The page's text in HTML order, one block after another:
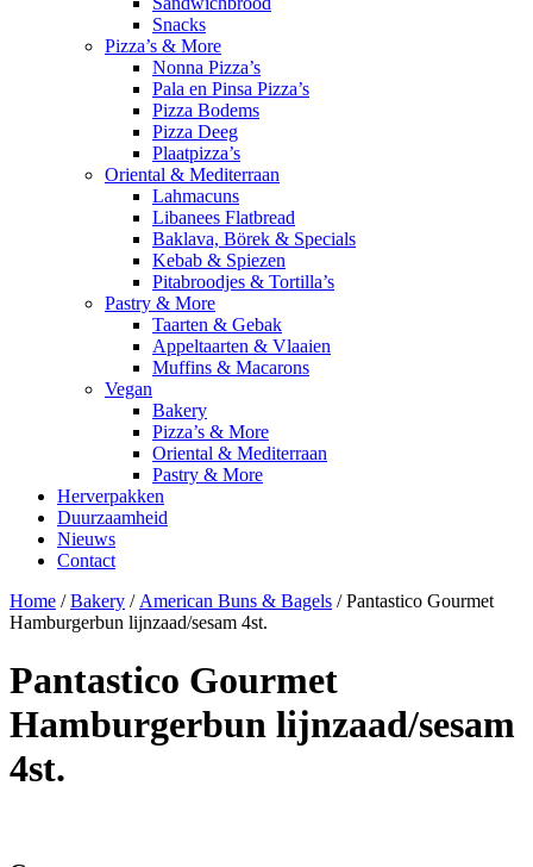
Snacks
Pizza’s & More
Nonna Pizza’s
Pala en Pinsa Pizza’s
Pizza Bodems
Pizza Deeg
Plaatpizza’s
Oriental & Mediterraan
Lahmacuns
Libanees Flatbread
Baklava, Börek & Specials
Kebab & Spiezen
Pitabroodjes & Tortilla’s
Pastry & More
Taarten & Gebak
Appeltaarten & Vlaaien
Muffins & Macarons
Vegan
Bakery
Pizza’s & More
Oriental & Mediterraan
Pastry & More
Herverpakken
Duurzaamheid
Nieuws
Contact
Home /Bakery / American Buns & Bagels / Pantastico Gourmet
Hamburgerbun lijnzaad/sesam 4st.
Pantastico Gourmet
Hamburgerbun lijnzaad/sesam
4st.